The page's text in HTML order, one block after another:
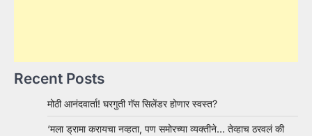
Recent Posts
मोठी आनंदवार्ता! घरगुती गॅस सिलेंडर होणार स्वस्त?
‘मला ड्रामा करायचा नव्हता, पण समोरच्या व्यक्तीने… तेव्हाच ठरवलं की